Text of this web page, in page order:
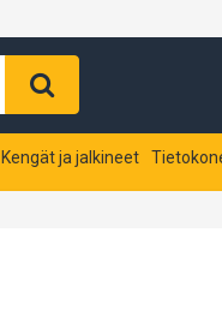
Kengät ja jalkineet